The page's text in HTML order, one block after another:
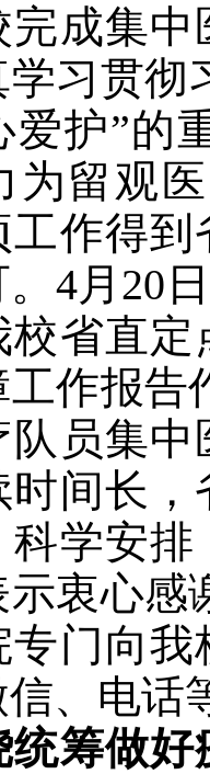
完成集
习贯彻
爱护”的
为留观
工作得
4月20
校省直
工作报告
队员集
时间长
科学安
示衷心感
专门向
、电话
统筹做